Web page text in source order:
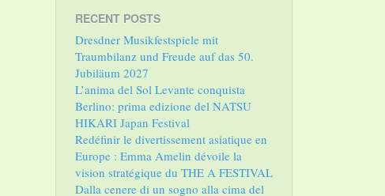
RECENT POSTS
Dresdner Musikfestspiele mit
Traumbilanz und Freude auf das 50.
Jubiläum 2027
L’anima del Sol Levante conquista
Berlino: prima edizione del NATSU
HIKARI Japan Festival
Redéfinir le divertissement asiatique en
Europe : Emma Amelin dévoile la
vision stratégique du THE A FESTIVAL
Dalla cenere di un sogno alla cima del